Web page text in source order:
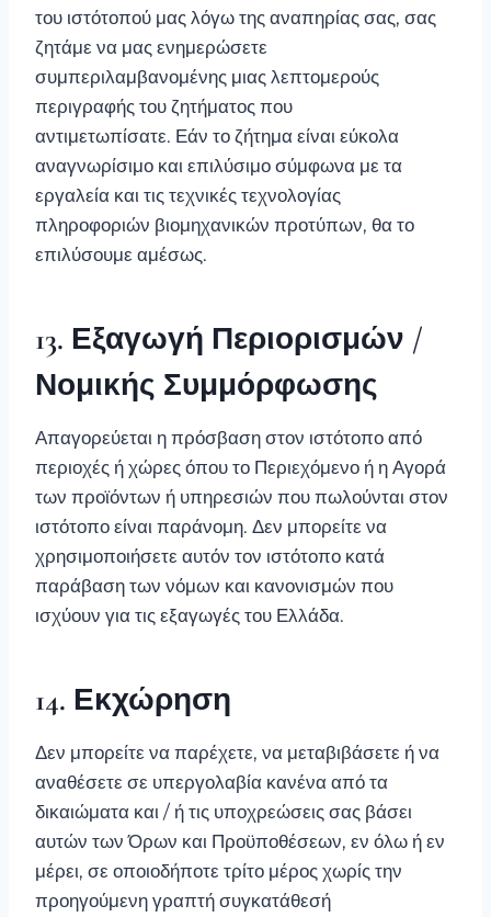
του ιστότοπού μας λόγω της αναπηρίας σας, σας
ζητάμε να μας ενημερώσετε
συμπεριλαμβανομένης μιας λεπτομερούς
περιγραφής του ζητήματος που
αντιμετωπίσατε. Εάν το ζήτημα είναι εύκολα
αναγνωρίσιμο και επιλύσιμο σύμφωνα με τα
εργαλεία και τις τεχνικές τεχνολογίας
πληροφοριών βιομηχανικών προτύπων, θα το
επιλύσουμε αμέσως.
13. Εξαγωγή Περιορισμών /
Νομικής Συμμόρφωσης
Απαγορεύεται η πρόσβαση στον ιστότοπο από
περιοχές ή χώρες όπου το Περιεχόμενο ή η Αγορά
των προϊόντων ή υπηρεσιών που πωλούνται στον
ιστότοπο είναι παράνομη. Δεν μπορείτε να
χρησιμοποιήσετε αυτόν τον ιστότοπο κατά
παράβαση των νόμων και κανονισμών που
ισχύουν για τις εξαγωγές του Ελλάδα.
14. Εκχώρηση
Δεν μπορείτε να παρέχετε, να μεταβιβάσετε ή να
αναθέσετε σε υπεργολαβία κανένα από τα
δικαιώματα και / ή τις υποχρεώσεις σας βάσει
αυτών των Όρων και Προϋποθέσεων, εν όλω ή εν
μέρει, σε οποιοδήποτε τρίτο μέρος χωρίς την
προηγούμενη γραπτή συγκατάθεσή